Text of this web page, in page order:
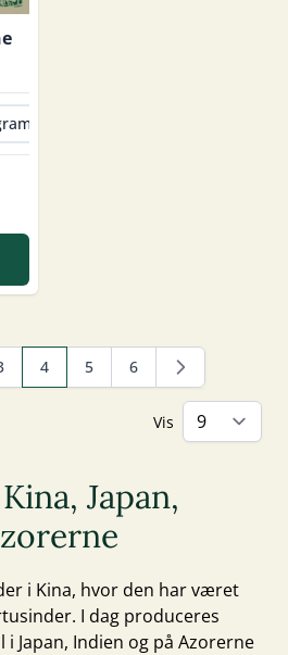
Du læser i øjeblikket side
4 Side
5 Side
6
Vis
Japan,
i Kina, hvor den har været
I dag produceres
Japan, Indien og på Azorerne